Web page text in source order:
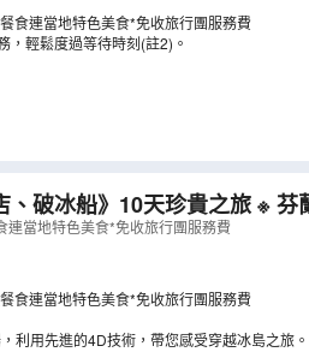
食連當地特色美食*免收旅行團服務費
，輕鬆度過等待時刻(註2)。
10天珍貴之旅 ※ 芬蘭（赫爾辛
年2月5日(年廿九)》（
當地特色美食*免收旅行團服務費
食連當地特色美食*免收旅行團服務費
利用先進的4D技術，帶您感受穿越冰島之旅。